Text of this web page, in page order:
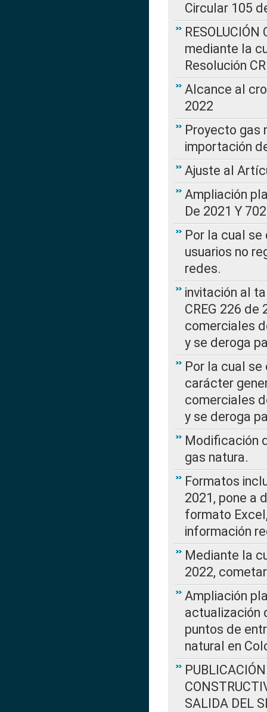
Circular 105
mediante la
Resolución
Alcance al
2022
Proyecto gas
importación
Ajuste al
Ampliación
De 2021 Y
Por la cual
usuarios no
redes.
invitación al
CREG 226
comerciales
y se deroga
Por la cual
carácter
comerciales
y se deroga
Modificación
gas natura.
Formatos
2021, pone a
formato
información
Mediante la
2022,
Ampliación
actualización
puntos de
natural en
SALIDA DEL